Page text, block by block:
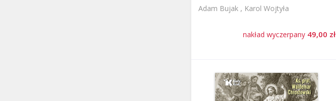
Adam Bujak , Karol Wojtyła
nakład wyczerpany 49,00 zł